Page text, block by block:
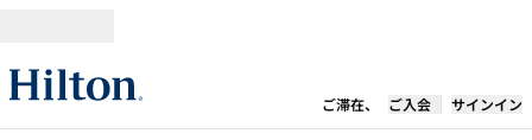
ご滞在、 新しいタブで開
ご入会 サインイン